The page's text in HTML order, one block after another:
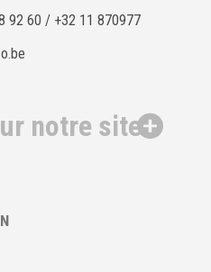
92 60 / +32 11 870977
notre site